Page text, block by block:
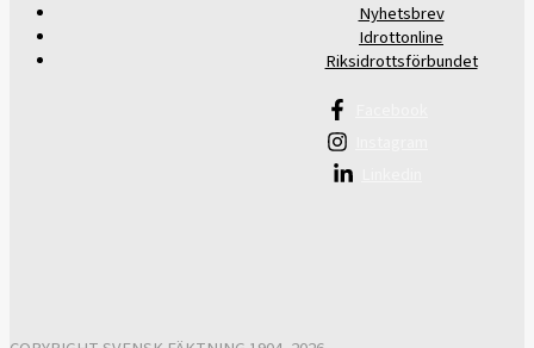
Nyhetsbrev
Idrottonline
Riksidrottsförbundet